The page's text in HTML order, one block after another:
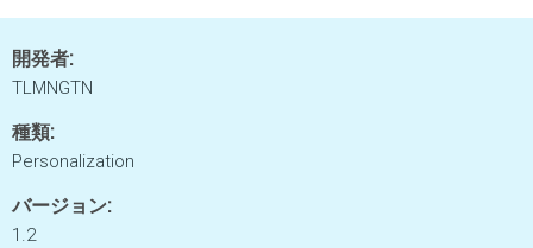
開発者:
TLMNGTN
種類:
Personalization
バージョン:
1.2